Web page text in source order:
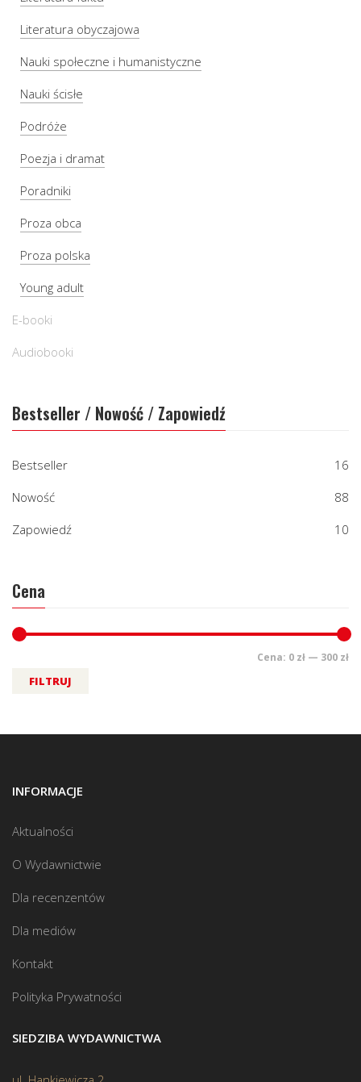
Literatura obyczajowa
Nauki społeczne i humanistyczne
Nauki ścisłe
Podróże
Poezja i dramat
Poradniki
Proza obca
Proza polska
Young adult
E-booki
Audiobooki
Bestseller / Nowość / Zapowiedź
Bestseller
16
Nowość
88
Zapowiedź
10
Cena
FILTRUJ
Cena: 0 zł — 300 zł
INFORMACJE
Aktualności
O Wydawnictwie
Dla recenzentów
Dla mediów
Kontakt
Polityka Prywatności
SIEDZIBA WYDAWNICTWA